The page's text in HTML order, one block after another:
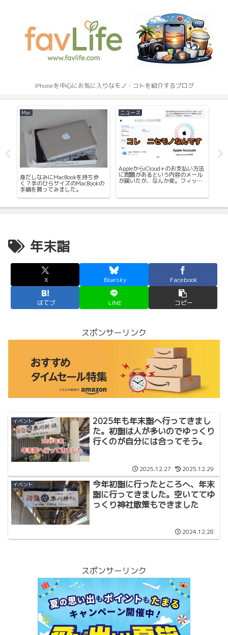
iPhoneを中心にお気に入りなモノ・コトを紹介するブログ
Mac
身だしなみにMacBookを持ち歩
く？手のひらサイズのMacBookの
手鏡を買ってみました。
ニュース
AppleからiCloud+のお支払い方法
に問題があるという内容のメール
が届いたが、なんか変。フィッシ
年末詣
X Bluesky Facebook
はてブ LINE コピー
スポンサーリンク
イベント
2025年も年末詣へ行ってきまし
た。初詣は人が多いのでゆっくり
行くのが自分には合ってそう。
2025.12.27 2025.12.29
イベント
今年初詣に行ったところへ、年末
詣に行ってきました。空いててゆ
っくり神社散策もできました
2024.12.28
スポンサーリンク